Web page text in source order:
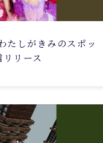
しがきみのスポッ
リース